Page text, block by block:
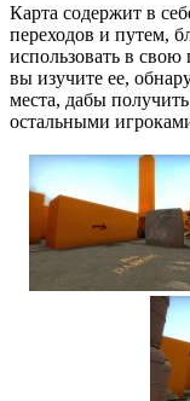
Карта содержит в
переходов и путем,
использовать в
вы изучите ее,
места, дабы
остальными